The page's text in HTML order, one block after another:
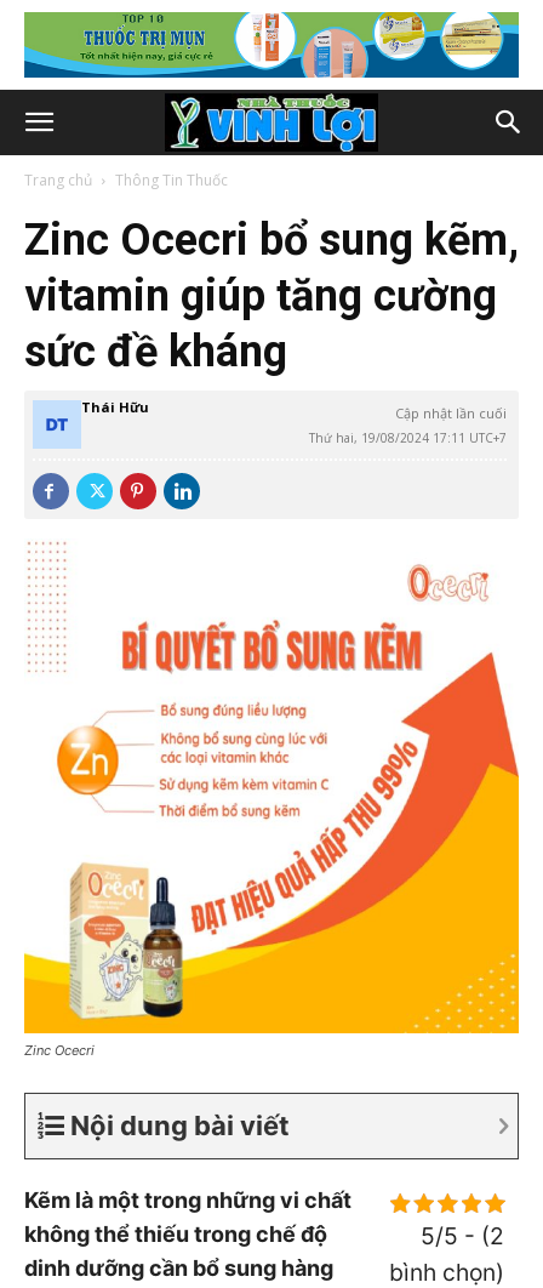
Trang chủ Thông Tin Thuốc
Zinc Ocecri bổ sung kẽm,
vitamin giúp tăng cường
sức đề kháng
Thái Hữu Cập nhật lần cuối
Thứ hai, 19/08/2024 17:11 UTC+7
Zinc Ocecri
Nội dung bài viết
5/5 - (2
bình chọn)
Kẽm là một trong những vi chất
không thể thiếu trong chế độ
dinh dưỡng cần bổ sung hàng